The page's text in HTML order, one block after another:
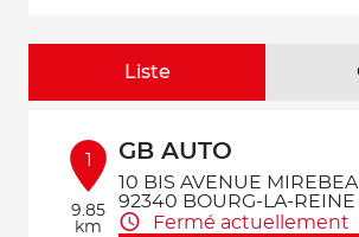
Liste
1
9.85
km
GB AUTO
10 BIS AVENUE
92340 BOURG-LA-REINE
Fermé actuellement